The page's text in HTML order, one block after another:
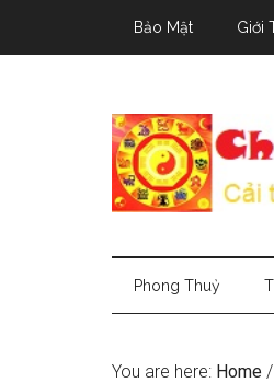
Bảo Mật Giới
Phong Thuỷ
You are here: Home /